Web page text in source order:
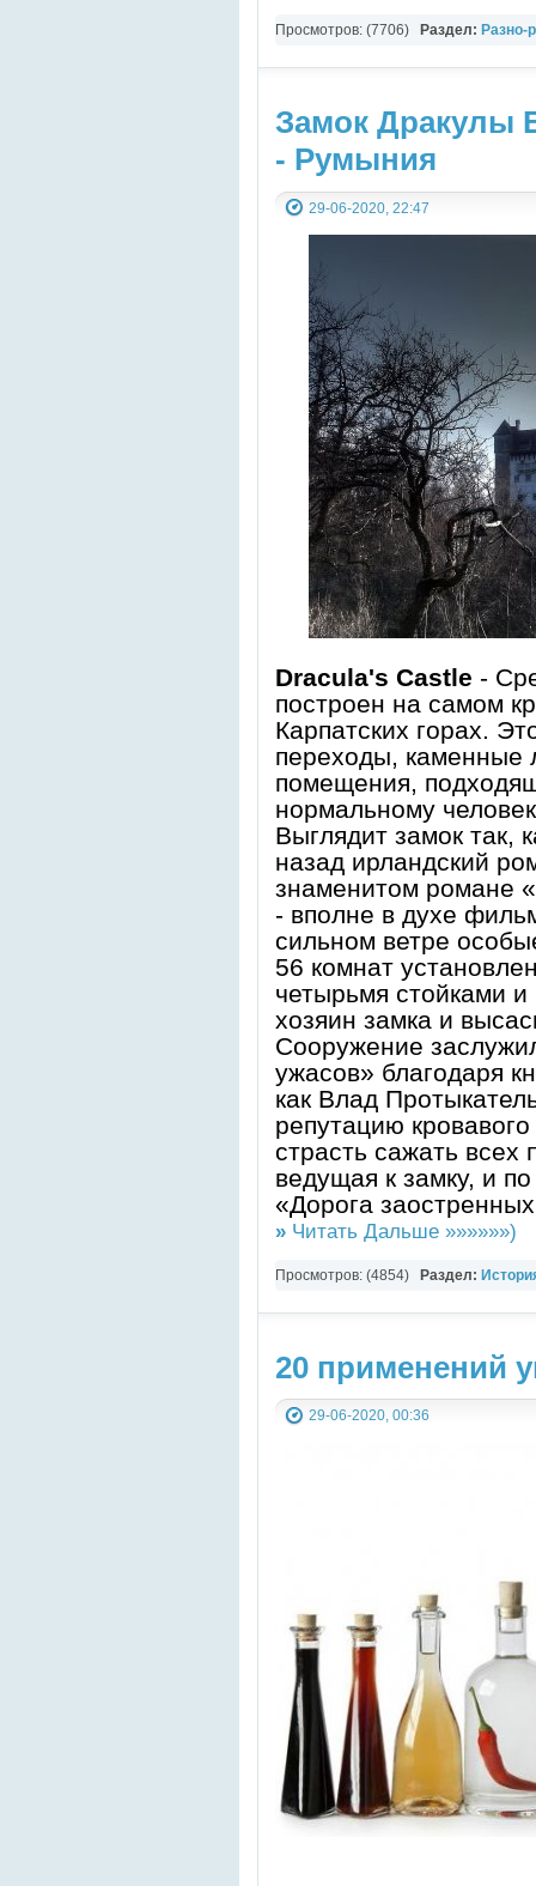
Просмотров: (7706) Раздел: Разно-
Замок Дракулы
- Румыния
29-06-2020, 22:47
Dracula's Castle -
построен на самом
Карпатских горах.
переходы, каменные
помещения,
нормальному
Выглядит замок так,
назад ирландский
знаменитом романе
- вполне в духе
сильном ветре
56 комнат
четырьмя стойками
хозяин замка и
Сооружение
ужасов» благодаря
как Влад
репутацию
страсть сажать всех
ведущая к замку, и
«Дорога
» Читать Дальше »»»»»»)
Просмотров: (4854) Раздел:
20 применений
29-06-2020, 00:36